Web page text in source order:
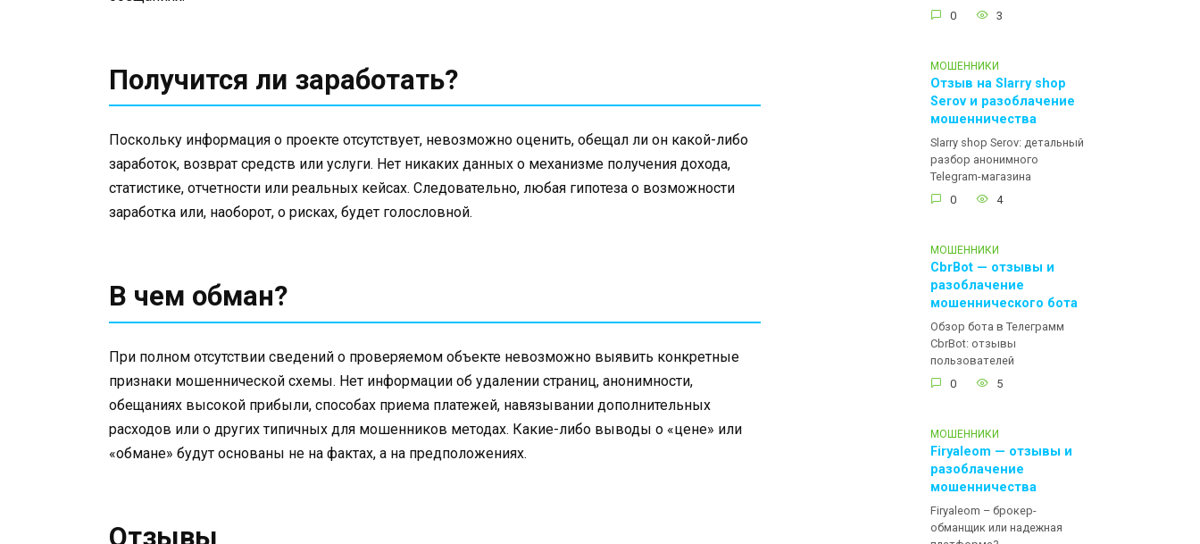
Получится ли заработать?
Поскольку информация о проекте отсутствует, невозможно оценить, обещал ли он какой-либо
заработок, возврат средств или услуги. Нет никаких данных о механизме получения дохода,
статистике, отчетности или реальных кейсах. Следовательно, любая гипотеза о возможности
заработка или, наоборот, о рисках, будет голословной.
В чем обман?
При полном отсутствии сведений о проверяемом объекте невозможно выявить конкретные
признаки мошеннической схемы. Нет информации об удалении страниц, анонимности,
обещаниях высокой прибыли, способах приема платежей, навязывании дополнительных
расходов или о других типичных для мошенников методах. Какие-либо выводы о «цене» или
«обмане» будут основаны не на фактах, а на предположениях.
Отзывы
0
3
МОШЕННИКИ
Отзыв на Slarry shop
Serov и разоблачение
мошенничества
Slarry shop Serov: детальный
разбор анонимного
Telegram-магазина
0
4
МОШЕННИКИ
CbrBot — отзывы и
разоблачение
мошеннического бота
Обзор бота в Телеграмм
CbrBot: отзывы
пользователей
0
5
МОШЕННИКИ
Firyaleom — отзывы и
разоблачение
мошенничества
Firyaleom – брокер-
обманщик или надежная